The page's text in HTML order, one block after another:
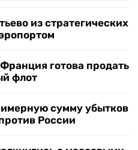
из стратегических
готова продать
флот
сумму убытков
России